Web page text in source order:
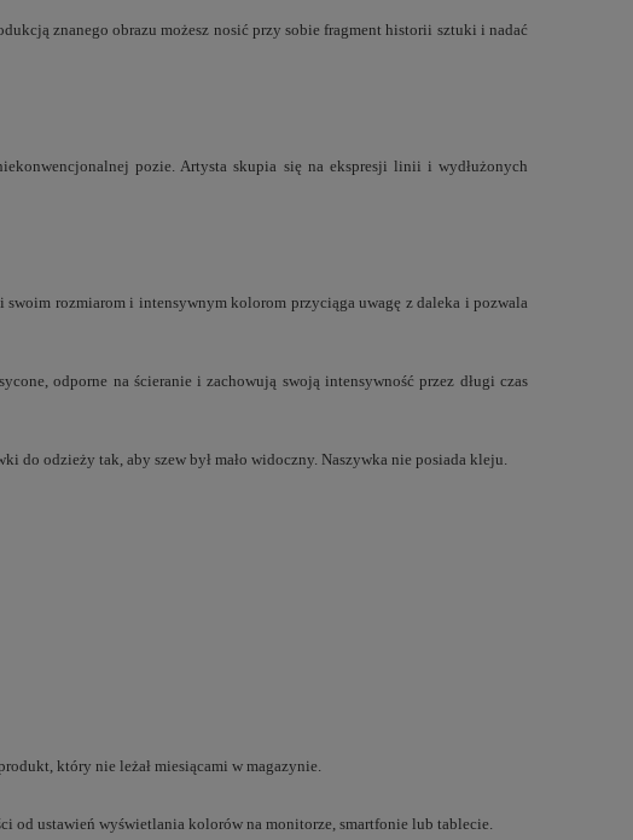
znanego obrazu możesz nosić przy sobie fragment historii sztuki i nadać
pozie. Artysta skupia się na ekspresji linii i wydłużonych
rozmiarom i intensywnym kolorom przyciąga uwagę z daleka i pozwala
odporne na ścieranie i zachowują swoją intensywność przez długi czas
do odzieży tak, aby szew był mało widoczny. Naszywka nie posiada kleju.
który nie leżał miesiącami w magazynie.
ustawień wyświetlania kolorów na monitorze, smartfonie lub tablecie.